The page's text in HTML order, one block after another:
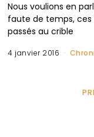
Nous voulions en
faute de temps, ces
passés au crible
4 janvier 2016